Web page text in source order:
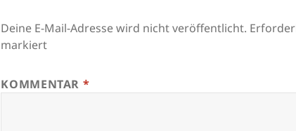
Deine E-Mail-Adresse wird nicht veröffentlicht.
markiert
KOMMENTAR *